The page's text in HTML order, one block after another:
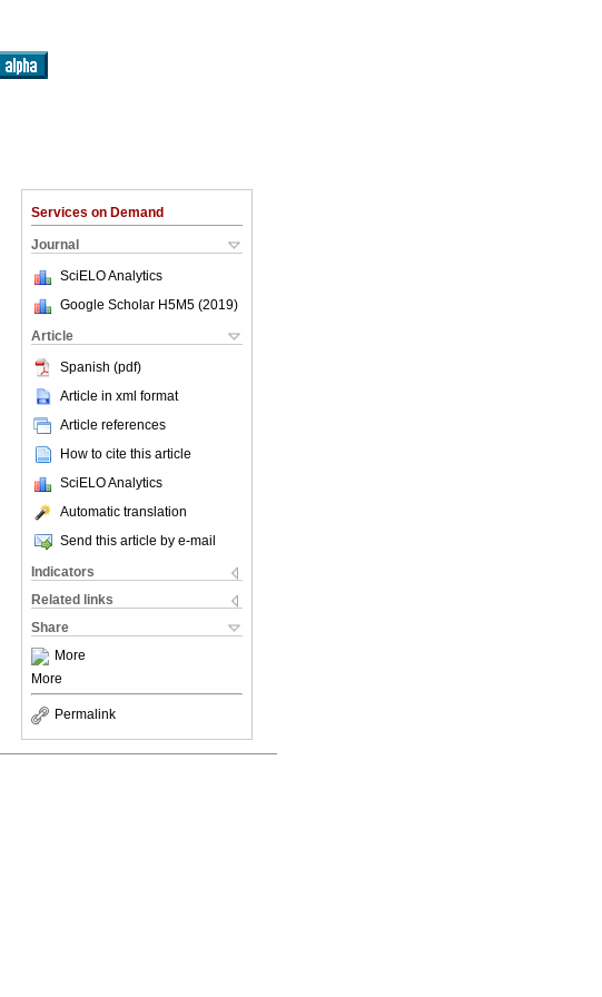
Services on Demand
Journal
SciELO Analytics
Google Scholar H5M5 (2019)
Article
Spanish (pdf)
Article in xml format
Article references
How to cite this article
SciELO Analytics
Automatic translation
Send this article by e-mail
Indicators
Related links
Share
More
More
Permalink